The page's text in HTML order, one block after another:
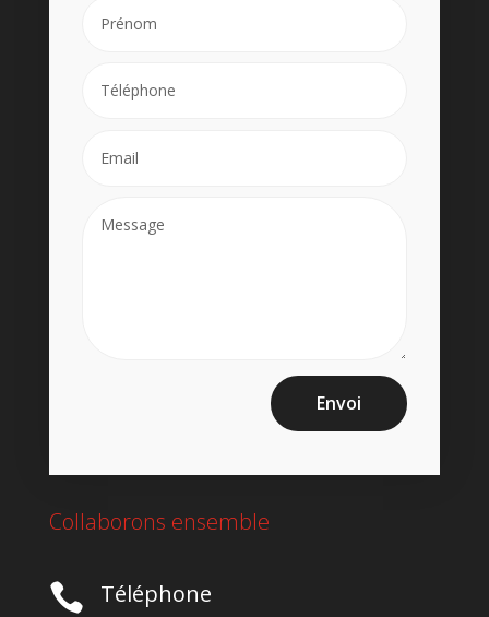
Envoi
Collaborons ensemble
 Téléphone